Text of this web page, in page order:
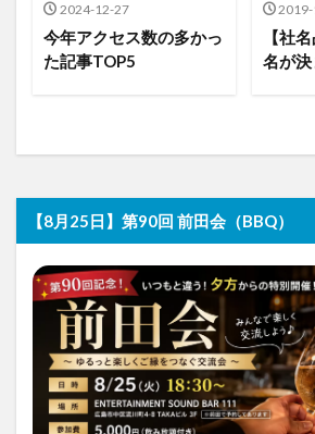
2024-12-27
今年アクセス数の多かっ
た記事TOP5
【社
名が
【8月25日】第90回 前田会（BBQ）